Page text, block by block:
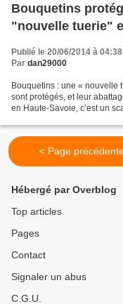
Bouquetins
"nouvelle tuerie"
Publié le 20/06/2014 à 04:38
Par dan29000
Bouquetins : une « nouvelle
sont protégés, et leur
en Haute-Savoie, c’est un
< Page
Hébergé par Overblog
Top articles
Pages
Contact
Signaler un abus
C.G.U.